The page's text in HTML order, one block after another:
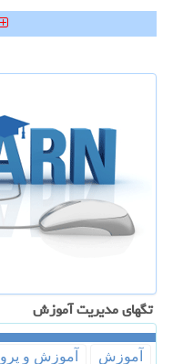
تگهای مدیریت آموزش
آموزش آموزش و